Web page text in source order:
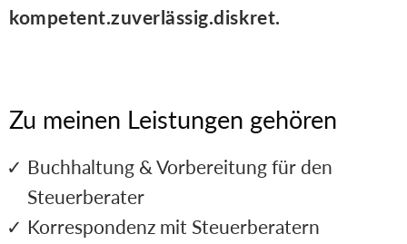
kompetent.zuverlässig.diskret.
Zu meinen Leistungen gehören
Buchhaltung & Vorbereitung für den
Steuerberater
Korrespondenz mit Steuerberatern